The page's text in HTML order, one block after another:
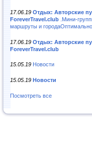
17.06.19 Отдых: Авторские
ForeverTravel.club .Мини-
маршруты и
17.06.19 Отдых: Авторские
ForeverTravel.club
15.05.19 Новости
15.05.19 Новости
Посмотреть все